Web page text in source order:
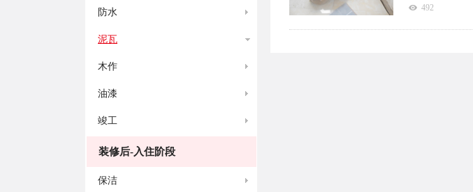
防水
泥瓦
木作
油漆
竣工
装修后-入住阶段
保洁
492